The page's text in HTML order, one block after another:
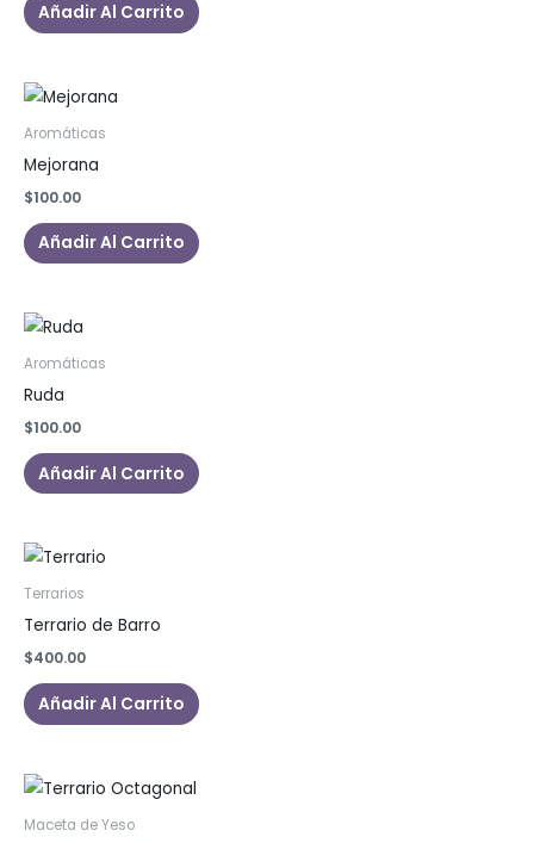
Añadir Al Carrito
Aromáticas
Mejorana
$100.00
Añadir Al Carrito
Aromáticas
Ruda
$100.00
Añadir Al Carrito
Terrarios
Terrario de Barro
$400.00
Añadir Al Carrito
Maceta de Yeso